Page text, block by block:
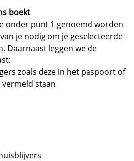
boekt
onder punt 1 genoemd worden
je nodig om je geselecteerde
Daarnaast leggen we de
zoals deze in het paspoort of
staan